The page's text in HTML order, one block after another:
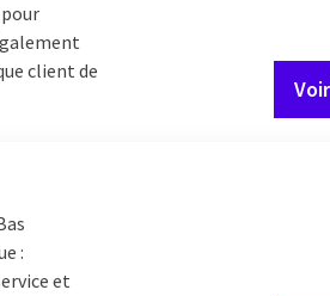
client de
:
et